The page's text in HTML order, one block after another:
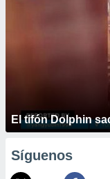
El tifón Dolphin
Síguenos